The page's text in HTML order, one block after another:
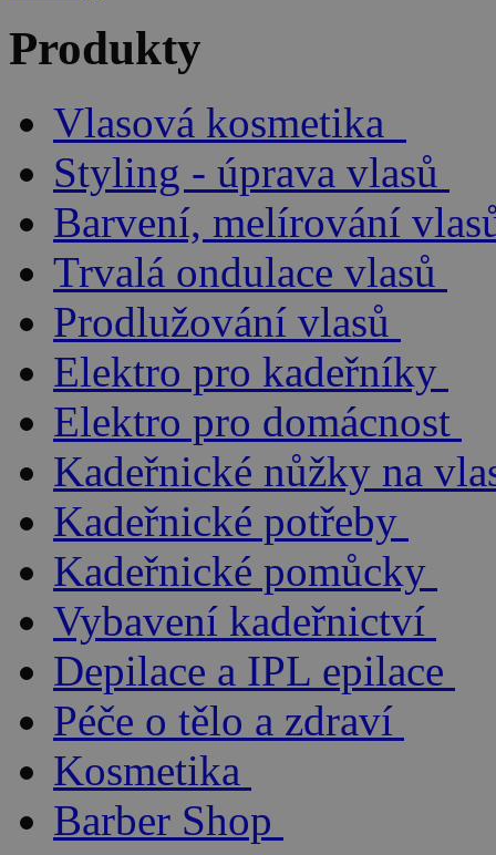
Produkty
Vlasová kosmetika
Styling - úprava vlasů
Barvení, melírování
Trvalá ondulace vlasů
Prodlužování vlasů
Elektro pro kadeřníky
Elektro pro domácnost
Kadeřnické nůžky na
Kadeřnické potřeby
Kadeřnické pomůcky
Vybavení kadeřnictví
Depilace a IPL epilace
Péče o tělo a zdraví
Kosmetika
Barber Shop